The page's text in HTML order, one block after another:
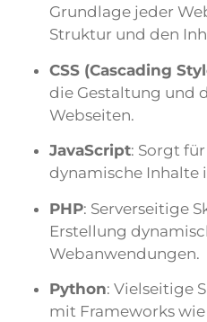
Grundlage jeder
Struktur und den
CSS (Cascading
die Gestaltung und
Webseiten.
JavaScript: Sorgt
dynamische Inhalte
PHP: Serverseitige
Erstellung
Webanwendungen.
Python: Vielseitige
mit Frameworks